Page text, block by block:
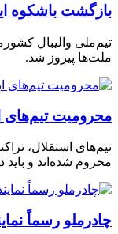
بازگشت باشکوه
تیم‌ملی والیبال
ملت‌ها پیروز شد.
محرومیت تیم‌های
تیم‌های استقلال،
محروم شده‌اند و باید
چادرملو رسماً